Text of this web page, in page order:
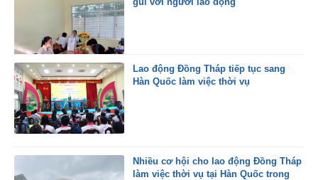
Lao động Đồng Tháp tiếp tục sang
Hàn Quốc làm việc thời vụ
Nhiều cơ hội cho lao động Đồng Tháp
làm việc thời vụ tại Hàn Quốc trong